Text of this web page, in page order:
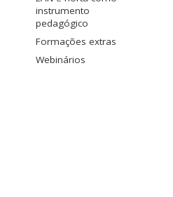
instrumento
pedagógico
Formações extras
Webinários